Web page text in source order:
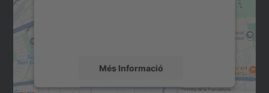
Més Informació